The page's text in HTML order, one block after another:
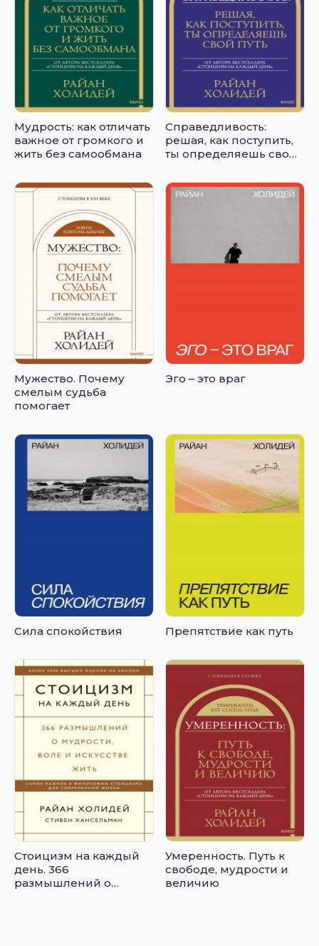
Мудрость: как отличать
важное от громкого и
жить без самообмана
Справедливость:
решая, как поступить,
ты определяешь свой
Мужество. Почему
смелым судьба
помогает
Эго – это враг
Сила спокойствия Препятствие как путь
Стоицизм на каждый
день. 366
размышлений о
Умеренность. Путь к
свободе, мудрости и
величию